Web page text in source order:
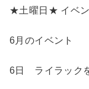
★土曜日★ イベ
6月のイベント
6日 ライラック